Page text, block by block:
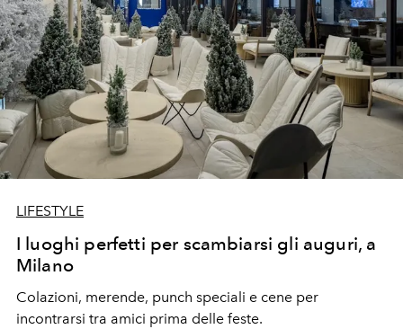
LIFESTYLE
I luoghi perfetti per scambiarsi gli auguri, a
Milano
Colazioni, merende, punch speciali e cene per
incontrarsi tra amici prima delle feste.